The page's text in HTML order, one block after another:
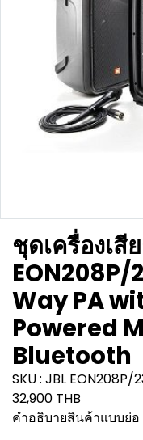
ชุดเครื่องเสี
EON208P/
Way PA
Powered
Bluetooth
SKU : JBL EON208P/
32,900 THB
คำอธิบายสินค้าแบบย่อ